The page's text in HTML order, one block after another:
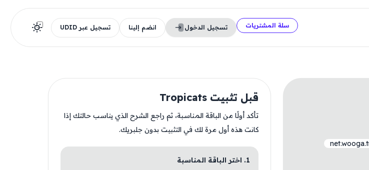
سلة المشتريات تسجيل الدخول انضم إلينا تسجيل عبر UDID
قبل تثبيت Tropicats
تأكد أولًا من الباقة المناسبة، ثم راجع الشرح الذي يناسب حالتك إذا
كانت هذه أول مرة لك في التثبيت بدون جلبريك.
1. اختر الباقة المناسبة